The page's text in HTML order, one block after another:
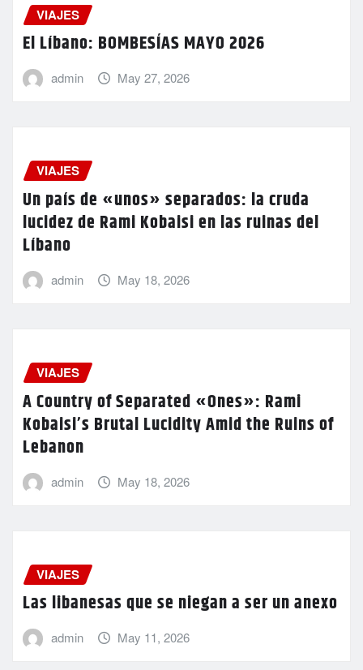
VIAJES
El Líbano: BOMBESÍAS MAYO 2026
admin May 27, 2026
VIAJES
Un país de «unos» separados: la cruda
lucidez de Rami Kobaisi en las ruinas del
Líbano
admin May 18, 2026
VIAJES
A Country of Separated «Ones»: Rami
Kobaisi’s Brutal Lucidity Amid the Ruins of
Lebanon
admin May 18, 2026
VIAJES
Las libanesas que se niegan a ser un anexo
admin May 11, 2026